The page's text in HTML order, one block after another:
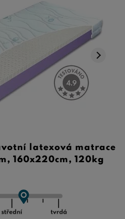
latexová matrace
160x220cm, 120kg